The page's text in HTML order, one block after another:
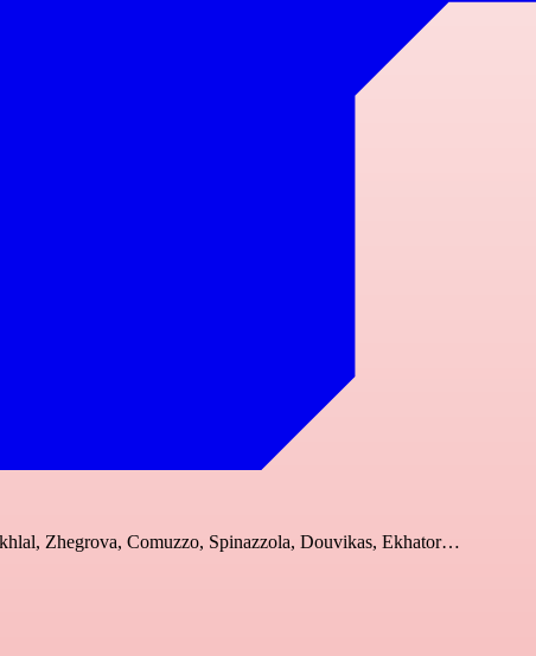
Zhegrova, Comuzzo, Spinazzola, Douvikas, Ekhator…